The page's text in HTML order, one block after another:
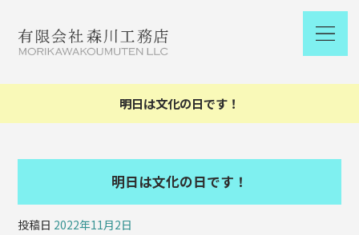
明日は文化の日です！
明日は文化の日です！
投稿日 2022年11月2日